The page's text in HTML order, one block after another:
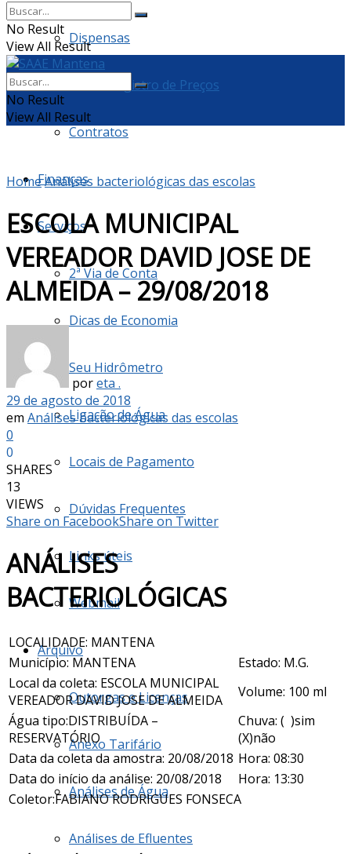
Dispensas
Ata de Registro de Preços
Contratos
Finanças
Serviços
2ª Via de Conta
Dicas de Economia
Seu Hidrômetro
Ligação de Água
Locais de Pagamento
Dúvidas Frequentes
Links úteis
Webmail
Arquivo
Outorgas e Licenças
Anexo Tarifário
Análises de Água
Análises de Efluentes
No Result
View All Result
No Result
View All Result
HomeAnálises bacteriológicas das escolas
ESCOLA MUNICIPAL
VEREADOR DAVID JOSE DE
ALMEIDA – 29/08/2018
poreta .
29 de agosto de 2018
em Análises bacteriológicas das escolas
0
0
SHARES
13
VIEWS
Share on FacebookShare on Twitter
ANÁLISES
BACTERIOLÓGICAS
LOCALIDADE: MANTENA
Município: MANTENA
Estado: M.G.
Local da coleta: ESCOLA MUNICIPAL
VEREADOR DAVID JOSE DE ALMEIDA
Volume: 100 ml
Água tipo:DISTRIBUÍDA –
RESERVATÓRIO
Chuva: ( )sim
(X)não
Data da coleta da amostra: 20/08/2018 Hora: 08:30
Data do início da análise: 20/08/2018
Hora: 13:30
Coletor:FABIANO RODRIGUES FONSECA